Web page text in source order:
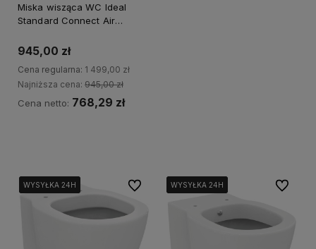
Miska wisząca WC Ideal
Standard Connect Air
mocowaniem
945,00 zł
Cena regularna: 1 499,00 zł
Najniższa cena: 945,00 zł
Cena netto: 768,29 zł
WYSYŁKA 24H
WYSYŁKA 24H
WYSYŁKA 24H Do ulubionychWYSYŁKA 24H
WYSYŁKA 24H
WYSYŁKA 24H Do